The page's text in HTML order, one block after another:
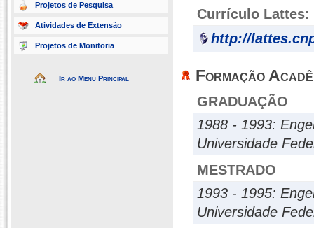
Projetos de Pesquisa
Atividades de Extensão
Projetos de Monitoria
Ir ao Menu Principal
Currículo Lattes:
http://
Formação
GRADUAÇÃO
1988 - 1993:
Universidade
MESTRADO
1993 - 1995:
Universidade